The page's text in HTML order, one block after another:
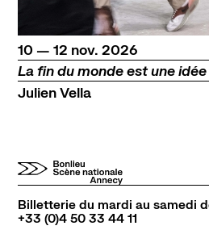
du
10 — au
12 novembre
nov. 2026
La fin du monde est une
Julien Vella
Billetterie du mardi au samedi
+33 (0)4 50 33 44 11